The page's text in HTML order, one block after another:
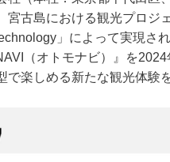
宮古島における観光プロジ
」によって実現さ
（オトモナビ）』を
楽しめる新たな観光体験